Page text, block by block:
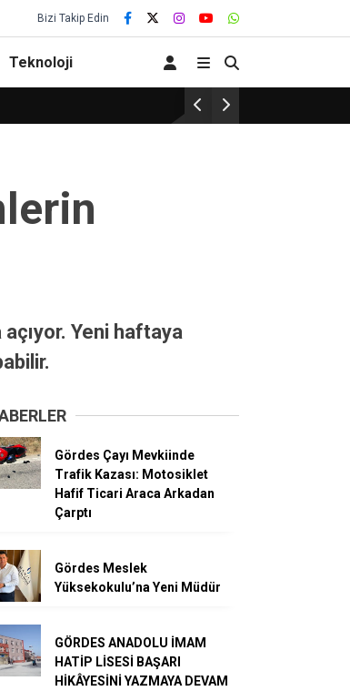
Bizi Takip Edin
Teknoloji
Gelenek bozulmadı… Başarı bu
Yeni haftaya
Gördes Çayı Mevkiinde
Trafik Kazası: Motosiklet
Hafif Ticari Araca Arkadan
Çarptı
Gördes Meslek
Yüksekokulu’na Yeni Müdür
GÖRDES ANADOLU İMAM
HATİP LİSESİ BAŞARI
HİKÂYESİNİ YAZMAYA DEVAM